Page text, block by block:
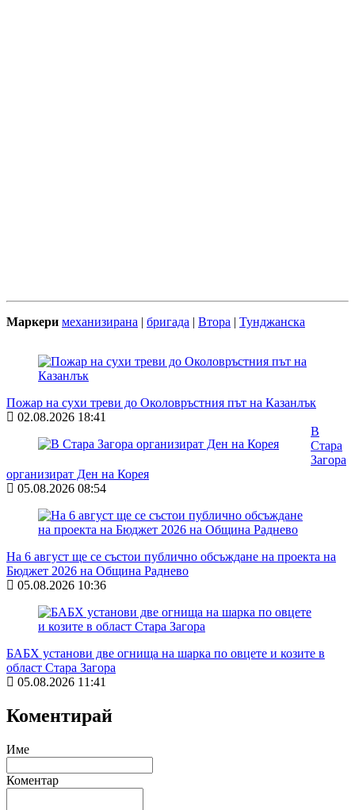
Маркери механизирана бригада Втора Тунджанска
Пожар на сухи треви до Околовръстния път на Казанлък
02.08.2026 18:41
В
Стара
Загора
организират Ден на Корея
05.08.2026 08:54
На 6 август ще се състои публично обсъждане на проекта на
Бюджет 2026 на Община Раднево
05.08.2026 10:36
БАБХ установи две огнища на шарка по овцете и козите в
област Стара Загора
05.08.2026 11:41
Коментирай
Име
Коментар